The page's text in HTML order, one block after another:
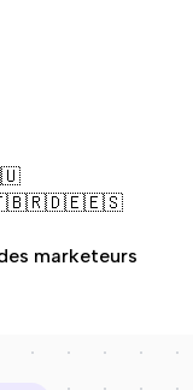
marketeurs